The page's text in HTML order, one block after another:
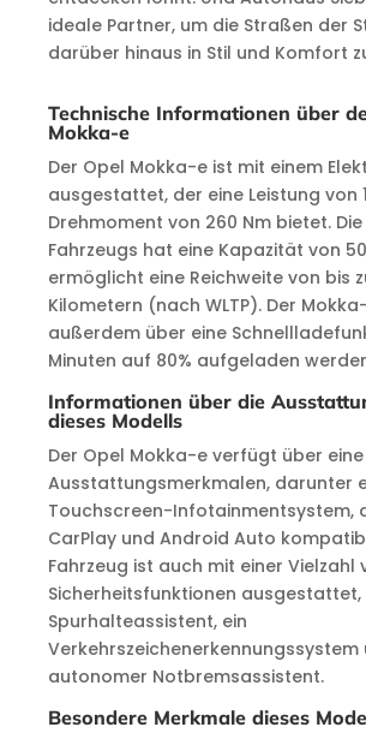
ideale Partner, um die Straßen der
darüber hinaus in Stil und Komfort
Technische Informationen über
Mokka-e
Der Opel Mokka-e ist mit einem
ausgestattet, der eine Leistung von
Drehmoment von 260 Nm bietet.
Fahrzeugs hat eine Kapazität von
ermöglicht eine Reichweite von bis
Kilometern (nach WLTP). Der
außerdem über eine
Minuten auf 80% aufgeladen
Informationen über die
dieses Modells
Der Opel Mokka-e verfügt über
Ausstattungsmerkmalen, darunter
Touchscreen-Infotainmentsystem,
CarPlay und Android Auto
Fahrzeug ist auch mit einer Vielzahl
Sicherheitsfunktionen
Spurhalteassistent, ein
Verkehrszeichenerkennungssystem
autonomer Notbremsassistent.
Besondere Merkmale dieses